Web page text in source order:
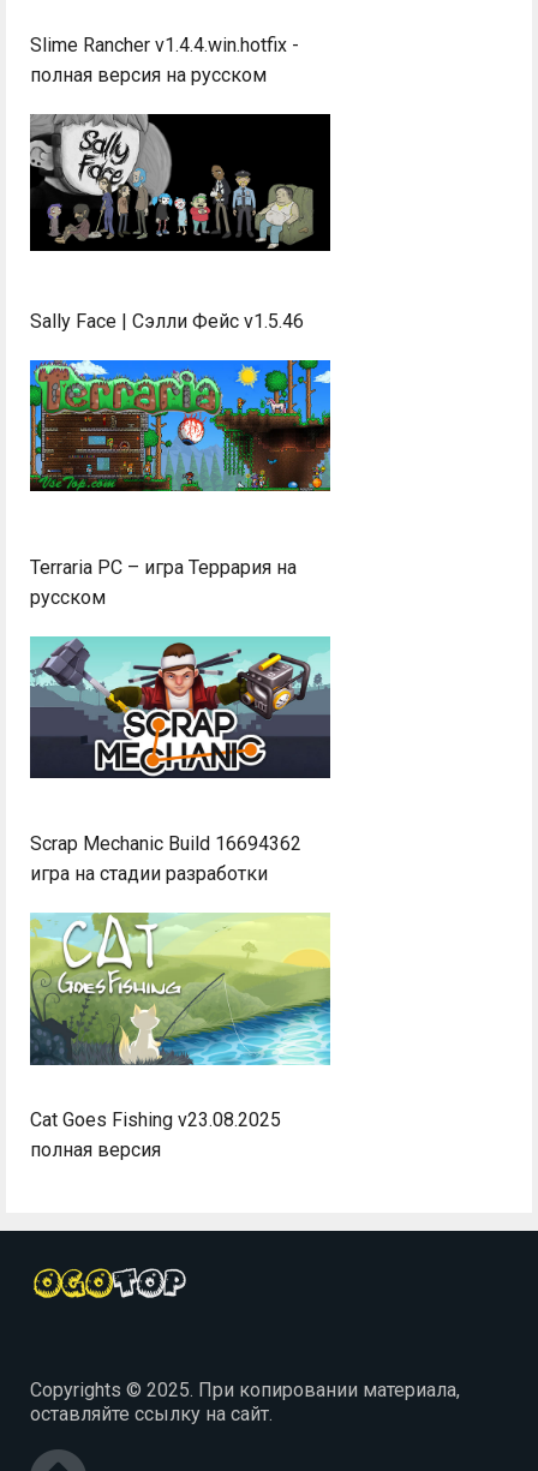
Slime Rancher v1.4.4.win.hotfix -
полная версия на русском
Sally Face | Сэлли Фейс v1.5.46
Terraria PC – игра Террария на
русском
Scrap Mechanic Build 16694362
игра на стадии разработки
Cat Goes Fishing v23.08.2025
полная версия
Copyrights © 2025. При копировании материала,
оставляйте ссылку на сайт.